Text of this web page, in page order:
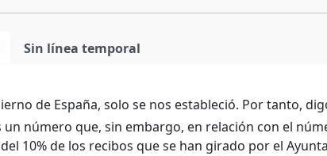
Sin línea temporal
de España, solo se nos estableció. Por tanto,
un número que, sin embargo, en relación con el
10% de los recibos que se han girado por el